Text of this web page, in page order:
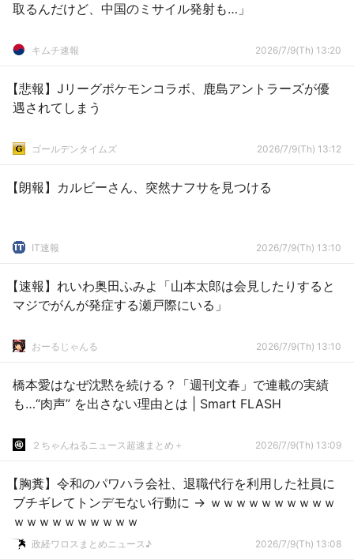
取るんだけど、中国のミサイル発射も…」
キムチ速報 2026/7/9(Th) 13:20
【悲報】Jリーグポケモンコラボ、鹿島アントラーズが優
遇されてしまう
ゴールデンタイムズ 2026/7/9(Th) 13:12
【朗報】カルビーさん、突然ナフサを見つける
IT速報 2026/7/9(Th) 13:10
【速報】れいわ奥田ふみよ「山本太郎は会見したりすると
マジでがんが発症する瀬戸際にいる」
おーるじゃんる 2026/7/9(Th) 13:10
橋本愛はなぜ沈黙を続ける？「週刊文春」で連載の実績
も…“肉声” を出さない理由とは | Smart FLASH
２ちゃんねるニュース超速まとめ＋ 2026/7/9(Th) 13:09
【胸糞】令和のパワハラ会社、退職代行を利用した社員に
ブチギレてトンデモない行動に → ｗｗｗｗｗｗｗｗｗｗ
ｗｗｗｗｗｗｗｗｗｗ
政経ワロスまとめニュース♪ 2026/7/9(Th) 13:08